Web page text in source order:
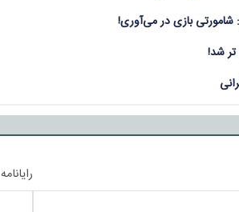
بازی در می‌آوری!
شد!
رایانامه